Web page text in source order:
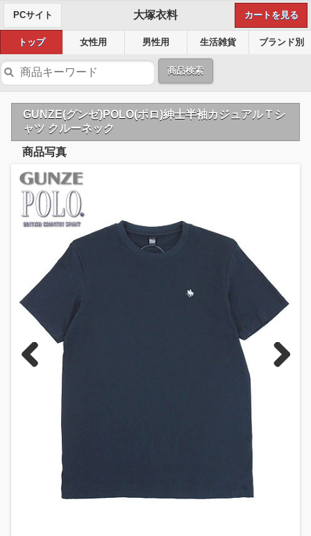
PCサイト 大塚衣料 カートを見る
トップ 女性用 男性用 生活雑貨 ブランド別
商品検索
GUNZE(グンゼ)POLO(ポロ)紳士半袖カジュアルＴシ
ャツ クルーネック
商品写真
Previous